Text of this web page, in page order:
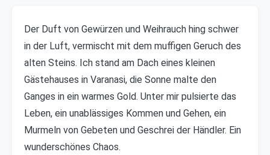
Der Duft von Gewürzen und Weihrauch hing schwer
in der Luft, vermischt mit dem muffigen Geruch des
alten Steins. Ich stand am Dach eines kleinen
Gästehauses in Varanasi, die Sonne malte den
Ganges in ein warmes Gold. Unter mir pulsierte das
Leben, ein unablässiges Kommen und Gehen, ein
Murmeln von Gebeten und Geschrei der Händler. Ein
wunderschönes Chaos.